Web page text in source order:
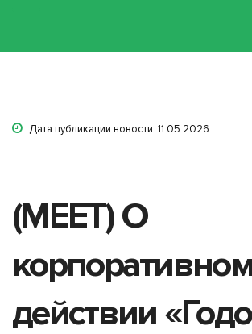
Дата публикации новости: 11.05.2026
(MEET) О
действии